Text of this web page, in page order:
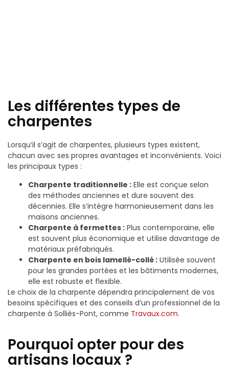
Les différentes types de
charpentes
Lorsqu’il s’agit de charpentes, plusieurs types existent,
chacun avec ses propres avantages et inconvénients. Voici
les principaux types :
Charpente traditionnelle : Elle est conçue selon
des méthodes anciennes et dure souvent des
décennies. Elle s’intègre harmonieusement dans les
maisons anciennes.
Charpente à fermettes : Plus contemporaine, elle
est souvent plus économique et utilise davantage de
matériaux préfabriqués.
Charpente en bois lamellé-collé : Utilisée souvent
pour les grandes portées et les bâtiments modernes,
elle est robuste et flexible.
Le choix de la charpente dépendra principalement de vos
besoins spécifiques et des conseils d’un professionnel de la
charpente à Solliès-Pont, comme Travaux.com.
Pourquoi opter pour des
artisans locaux ?